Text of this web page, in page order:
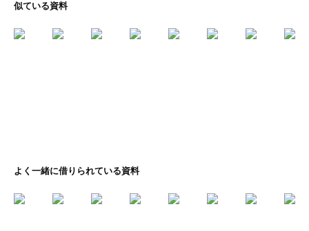
似ている資料
よく一緒に借りられている資料